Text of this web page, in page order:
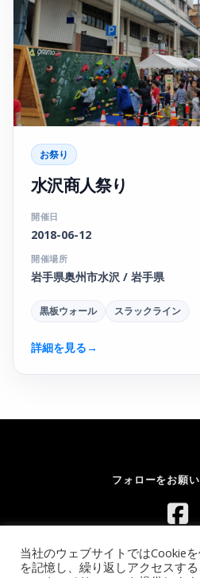
お祭り
水沢商人祭り
開催日
2018-06-12
開催場所
岩手県奥州市水沢 / 岩手県
黒板ウォール スラックライン
詳細を見る→
フォローをお願い
当社のウェブサイトではCookie
を記憶し、繰り返しアクセスす